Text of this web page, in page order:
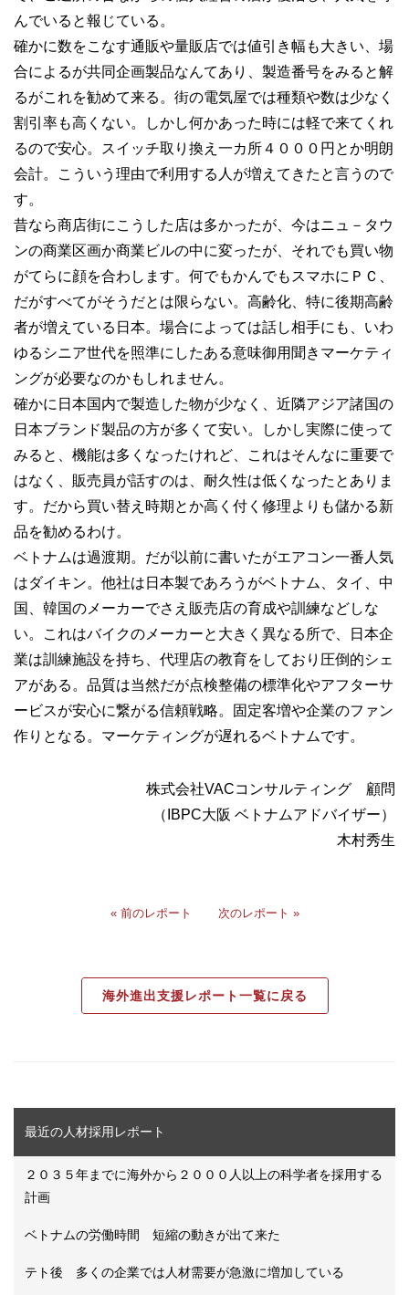
んでいると報じている。
確かに数をこなす通販や量販店では値引き幅も大きい、場
合によるが共同企画製品なんてあり、製造番号をみると解
るがこれを勧めて来る。街の電気屋では種類や数は少なく
割引率も高くない。しかし何かあった時には軽で来てくれ
るので安心。スイッチ取り換え一カ所４０００円とか明朗
会計。こういう理由で利用する人が増えてきたと言うので
す。
昔なら商店街にこうした店は多かったが、今はニュ－タウ
ンの商業区画か商業ビルの中に変ったが、それでも買い物
がてらに顔を合わします。何でもかんでもスマホにＰＣ、
だがすべてがそうだとは限らない。高齢化、特に後期高齢
者が増えている日本。場合によっては話し相手にも、いわ
ゆるシニア世代を照準にしたある意味御用聞きマーケティ
ングが必要なのかもしれません。
確かに日本国内で製造した物が少なく、近隣アジア諸国の
日本ブランド製品の方が多くて安い。しかし実際に使って
みると、機能は多くなったけれど、これはそんなに重要で
はなく、販売員が話すのは、耐久性は低くなったとありま
す。だから買い替え時期とか高く付く修理よりも儲かる新
品を勧めるわけ。
ベトナムは過渡期。だが以前に書いたがエアコン一番人気
はダイキン。他社は日本製であろうがベトナム、タイ、中
国、韓国のメーカーでさえ販売店の育成や訓練などしな
い。これはバイクのメーカーと大きく異なる所で、日本企
業は訓練施設を持ち、代理店の教育をしており圧倒的シェ
アがある。品質は当然だが点検整備の標準化やアフターサ
ービスが安心に繋がる信頼戦略。固定客増や企業のファン
作りとなる。マーケティングが遅れるベトナムです。
株式会社VACコンサルティング 顧問
（IBPC大阪 ベトナムアドバイザー）
木村秀生
« 前のレポート 次のレポート »
海外進出支援レポート一覧に戻る
最近の人材採用レポート
２０３５年までに海外から２０００人以上の科学者を採用する
計画
ベトナムの労働時間 短縮の動きが出て来た
テト後 多くの企業では人材需要が急激に増加している